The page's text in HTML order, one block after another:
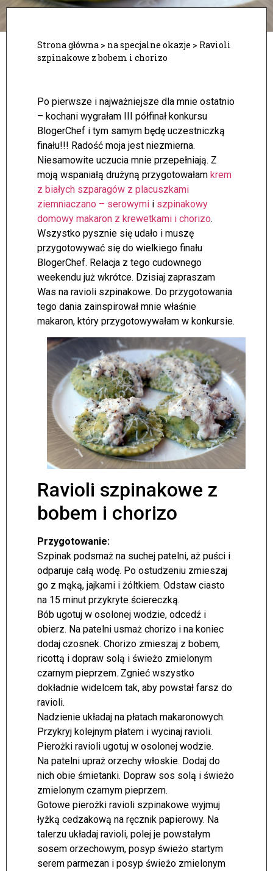
Strona główna > na specjalne okazje > Ravioli
szpinakowe z bobem i chorizo
Po pierwsze i najważniejsze dla mnie ostatnio
– kochani wygrałam III półfinał konkursu
BlogerChef i tym samym będę uczestniczką
finału!!! Radość moja jest niezmierna.
Niesamowite uczucia mnie przepełniają. Z
moją wspaniałą drużyną przygotowałam krem
z białych szparagów z placuszkami
ziemniaczano – serowymi i szpinakowy
domowy makaron z krewetkami i chorizo.
Wszystko pysznie się udało i muszę
przygotowywać się do wielkiego finału
BlogerChef. Relacja z tego cudownego
weekendu już wkrótce. Dzisiaj zapraszam
Was na ravioli szpinakowe. Do przygotowania
tego dania zainspirował mnie właśnie
makaron, który przygotowywałam w konkursie.
Ravioli szpinakowe z
bobem i chorizo
Przygotowanie:
Szpinak podsmaż na suchej patelni, aż puści i
odparuje całą wodę. Po ostudzeniu zmieszaj
go z mąką, jajkami i żóltkiem. Odstaw ciasto
na 15 minut przykryte ściereczką.
Bób ugotuj w osolonej wodzie, odcedź i
obierz. Na patelni usmaż chorizo i na koniec
dodaj czosnek. Chorizo zmieszaj z bobem,
ricottą i dopraw solą i świeżo zmielonym
czarnym pieprzem. Zgnieć wszystko
dokładnie widelcem tak, aby powstał farsz do
ravioli.
Nadzienie układaj na płatach makaronowych.
Przykryj kolejnym płatem i wycinaj ravioli.
Pierożki ravioli ugotuj w osolonej wodzie.
Na patelni upraż orzechy włoskie. Dodaj do
nich obie śmietanki. Dopraw sos solą i świeżo
zmielonym czarnym pieprzem.
Gotowe pierożki ravioli szpinakowe wyjmuj
łyżką cedzakową na ręcznik papierowy. Na
talerzu układaj ravioli, polej je powstałym
sosem orzechowym, posyp świeżo startym
serem parmezan i posyp świeżo zmielonym